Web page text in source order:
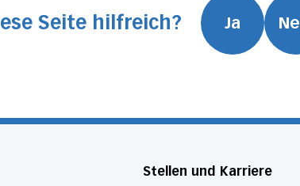
Seite hilfreich? Ja
Stellen und Karriere